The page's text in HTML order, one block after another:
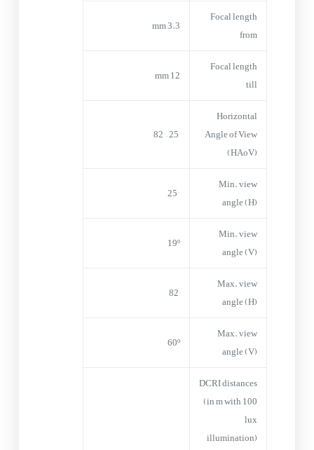
Focal length
from
3.3 mm
Focal length
till
12 mm
Horizontal
Angle of View
(HAoV)
25° – 82°
Min. view
angle (H)
Min. view
angle (V)
19º
Max. view
angle (H)
82°
Max. view
angle (V)
60º
DCRI distances
(in m with 100
lux
illumination)